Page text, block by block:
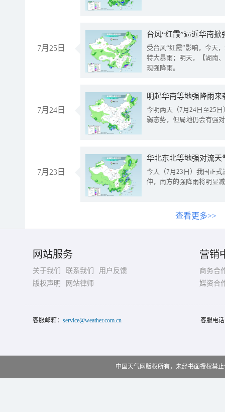
7月25日
台风“红霞”逼近华南
受台风“红霞”影响，今天
特大暴雨；明天，【湖南
现强降雨。
7月24日
明起华南等地强降雨
今明两天（7月24日至25
弱态势，但局地仍会有强
7月23日
华北东北等地强对流天
今天（7月23日）我国正
伸，南方的强降雨将明显
查看更多>>
网站服务
关于我们 联系我们
用户反馈
版权声明
网站律师
营销
商务合
媒资合
客服邮箱： service@weather.com.cn 客服电
中国天气网版权所有，未经书面授权